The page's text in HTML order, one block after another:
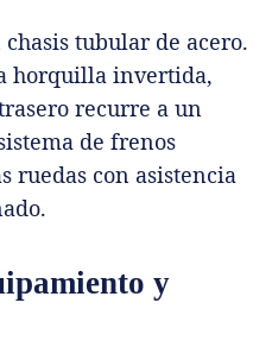
tubular de acero.
horquilla invertida,
recurre a un
de frenos
ruedas con asistencia
y